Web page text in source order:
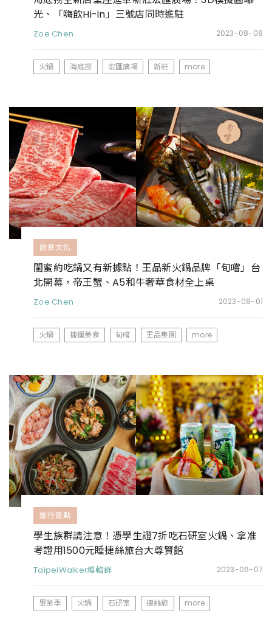
光、「嗨飲Hi-in」三號店同時進駐
Zoe Chen 2023-08-08
火鍋 海底撈 宏匯廣場 新莊 more
飲食文化
閨蜜約吃鍋又有新據點！王品新火鍋品牌「旬嚐」台
北開幕，帝王蟹、A5和牛奢華食材全上桌
Zoe Chen 2023-08-01
火鍋 捷運美食 旬嚐 王品集團 more
旅行景點
學生族群請注意！憑學生證7折吃石研室火鍋、拿准
考證用1500元睡捷絲旅台大尊賢館
TaipeiWalker編輯群 2023-06-07
畢業季 火鍋 石研室 捷絲旅 more